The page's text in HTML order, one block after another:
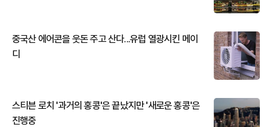
중국산 에어콘을 웃돈 주고 산다...유럽 열광시킨 메이
디
스티븐 로치 '과거의 홍콩'은 끝났지만 '새로운 홍콩'은
진행중